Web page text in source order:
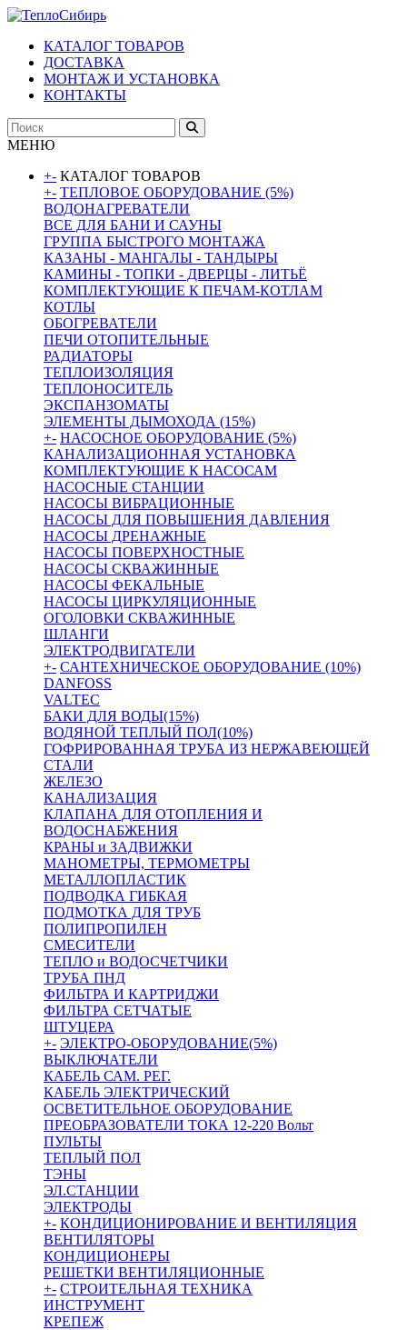
КАТАЛОГ ТОВАРОВ
ДОСТАВКА
МОНТАЖ И УСТАНОВКА
КОНТАКТЫ
МЕНЮ
+- КАТАЛОГ ТОВАРОВ
+- ТЕПЛОВОЕ ОБОРУДОВАНИЕ (5%)
ВОДОНАГРЕВАТЕЛИ
ВСЕ ДЛЯ БАНИ И САУНЫ
ГРУППА БЫСТРОГО МОНТАЖА
КАЗАНЫ - МАНГАЛЫ - ТАНДЫРЫ
КАМИНЫ - ТОПКИ - ДВЕРЦЫ - ЛИТЬЁ
КОМПЛЕКТУЮЩИЕ К ПЕЧАМ-КОТЛАМ
КОТЛЫ
ОБОГРЕВАТЕЛИ
ПЕЧИ ОТОПИТЕЛЬНЫЕ
РАДИАТОРЫ
ТЕПЛОИЗОЛЯЦИЯ
ТЕПЛОНОСИТЕЛЬ
ЭКСПАНЗОМАТЫ
ЭЛЕМЕНТЫ ДЫМОХОДА (15%)
+- НАСОСНОЕ ОБОРУДОВАНИЕ (5%)
КАНАЛИЗАЦИОННАЯ УСТАНОВКА
КОМПЛЕКТУЮЩИЕ К НАСОСАМ
НАСОСНЫЕ СТАНЦИИ
НАСОСЫ ВИБРАЦИОННЫЕ
НАСОСЫ ДЛЯ ПОВЫШЕНИЯ ДАВЛЕНИЯ
НАСОСЫ ДРЕНАЖНЫЕ
НАСОСЫ ПОВЕРХНОСТНЫЕ
НАСОСЫ СКВАЖИННЫЕ
НАСОСЫ ФЕКАЛЬНЫЕ
НАСОСЫ ЦИРКУЛЯЦИОННЫЕ
ОГОЛОВКИ СКВАЖИННЫЕ
ШЛАНГИ
ЭЛЕКТРОДВИГАТЕЛИ
+- САНТЕХНИЧЕСКОЕ ОБОРУДОВАНИЕ (10%)
DANFOSS
VALTEC
БАКИ ДЛЯ ВОДЫ(15%)
ВОДЯНОЙ ТЕПЛЫЙ ПОЛ(10%)
ГОФРИРОВАННАЯ ТРУБА ИЗ НЕРЖАВЕЮЩЕЙ
СТАЛИ
ЖЕЛЕЗО
КАНАЛИЗАЦИЯ
КЛАПАНА ДЛЯ ОТОПЛЕНИЯ И
ВОДОСНАБЖЕНИЯ
КРАНЫ и ЗАДВИЖКИ
МАНОМЕТРЫ, ТЕРМОМЕТРЫ
МЕТАЛЛОПЛАСТИК
ПОДВОДКА ГИБКАЯ
ПОДМОТКА ДЛЯ ТРУБ
ПОЛИПРОПИЛЕН
СМЕСИТЕЛИ
ТЕПЛО и ВОДОСЧЕТЧИКИ
ТРУБА ПНД
ФИЛЬТРА И КАРТРИДЖИ
ФИЛЬТРА СЕТЧАТЫЕ
ШТУЦЕРА
+- ЭЛЕКТРО-ОБОРУДОВАНИЕ(5%)
ВЫКЛЮЧАТЕЛИ
КАБЕЛЬ САМ. РЕГ.
КАБЕЛЬ ЭЛЕКТРИЧЕСКИЙ
ОСВЕТИТЕЛЬНОЕ ОБОРУДОВАНИЕ
ПРЕОБРАЗОВАТЕЛИ ТОКА 12-220 Вольт
ПУЛЬТЫ
ТЕПЛЫЙ ПОЛ
ТЭНЫ
ЭЛ.СТАНЦИИ
ЭЛЕКТРОДЫ
+- КОНДИЦИОНИРОВАНИЕ И ВЕНТИЛЯЦИЯ
ВЕНТИЛЯТОРЫ
КОНДИЦИОНЕРЫ
РЕШЕТКИ ВЕНТИЛЯЦИОННЫЕ
+- СТРОИТЕЛЬНАЯ ТЕХНИКА
ИНСТРУМЕНТ
КРЕПЕЖ